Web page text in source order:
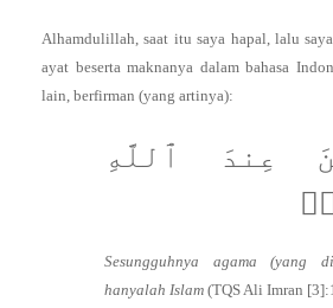
Alhamdulillah, saat itu saya hapal, lalu
ayat beserta maknanya dalam bahasa
lain, berfirman (yang artinya):
عِندَ ٱللَّهِ
Sesungguhnya agama
hanyalah Islam (TQS Ali Imran